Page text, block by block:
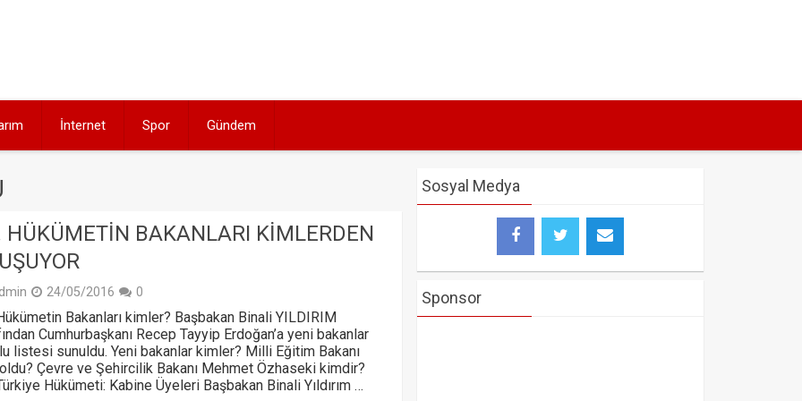
İnternet Spor Gündem
HÜKÜMETIN BAKANLARI KIMLERDEN
24/05/2016 0
Bakanları kimler? Başbakan Binali YILDIRIM
Cumhurbaşkanı Recep Tayyip Erdoğan’a yeni bakanlar
listesi sunuldu. Yeni bakanlar kimler? Milli Eğitim Bakanı
Çevre ve Şehircilik Bakanı Mehmet Özhaseki kimdir?
Hükümeti: Kabine Üyeleri Başbakan Binali Yıldırım …
Sosyal Medya
Sponsor